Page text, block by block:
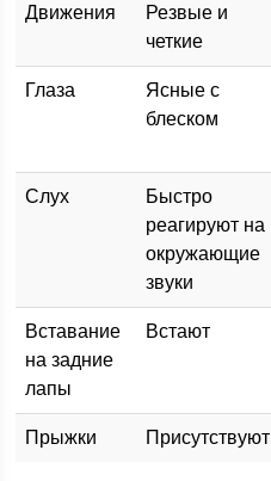
Движения
Резвые и
четкие
Глаза
Ясные с
блеском
Слух
Быстро
реагируют на
окружающие
звуки
Вставание
на задние
лапы
Встают
Прыжки Присутствуют